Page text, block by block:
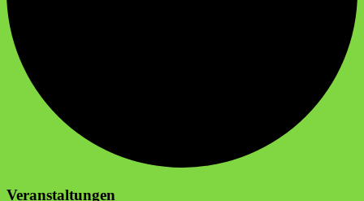
Veranstaltungen